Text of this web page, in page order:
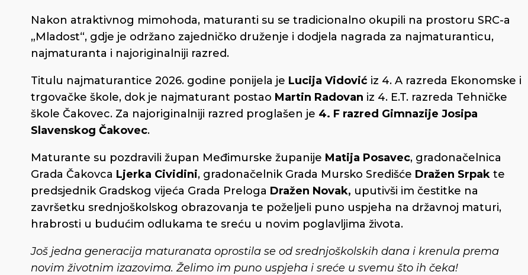
Nakon atraktivnog mimohoda, maturanti su se tradicionalno okupili na prostoru SRC-a
„Mladost“, gdje je održano zajedničko druženje i dodjela nagrada za najmaturanticu,
najmaturanta i najoriginalniji razred.
Titulu najmaturantice 2026. godine ponijela je Lucija Vidović iz 4. A razreda Ekonomske i
trgovačke škole, dok je najmaturant postao Martin Radovan iz 4. E.T. razreda Tehničke
škole Čakovec. Za najoriginalniji razred proglašen je 4. F razred Gimnazije Josipa
Slavenskog Čakovec.
Maturante su pozdravili župan Međimurske županije Matija Posavec, gradonačelnica
Grada Čakovca Ljerka Cividini, gradonačelnik Grada Mursko Središće Dražen Srpak te
predsjednik Gradskog vijeća Grada Preloga Dražen Novak, uputivši im čestitke na
završetku srednjoškolskog obrazovanja te poželjeli puno uspjeha na državnoj maturi,
hrabrosti u budućim odlukama te sreću u novim poglavljima života.
Još jedna generacija maturanata oprostila se od srednjoškolskih dana i krenula prema
novim životnim izazovima. Želimo im puno uspjeha i sreće u svemu što ih čeka!